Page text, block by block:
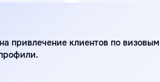
привлечение клиентов по визовым